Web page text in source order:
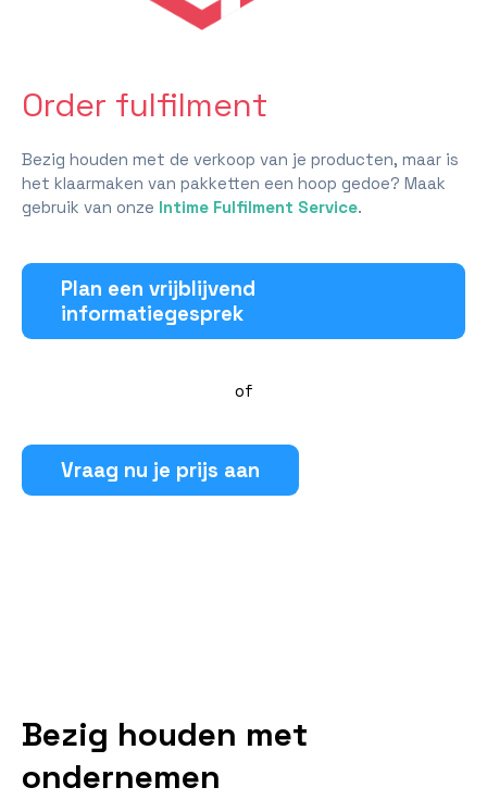
Order fulfilment
Bezig houden met de verkoop van je producten, maar is
het klaarmaken van pakketten een hoop gedoe? Maak
gebruik van onze Intime Fulfilment Service.
Plan een vrijblijvend
informatiegesprek
of
Vraag nu je prijs aan
Bezig houden met
ondernemen